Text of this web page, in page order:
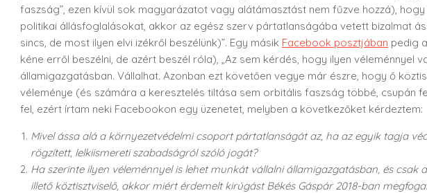
faszság”, ezen kívül sok magyarázatot vagy alátámasztást nem fűzve hozzá),
politikai állásfoglalásokat, akkor az egész szerv pártatlanságába vetett bizalmat
sincs, de most ilyen elvi izékről beszélünk)”. Egy másik Facebook posztjában pedig
kéne erről beszélni, de azért beszél róla), „Az sem kérdés, hogy ilyen véleménnyel
államigazgatásban. Vállalhat. Azonban ezt követően vegye már észre, hogy ő
véleménye (és számára a keresztelés tiltása sem orbitális faszság többé, csupán
fel, ezért írtam neki Facebookon egy üzenetet, melyben a következőket kérdeztem:
Mivel ássa alá a környezetvédelmi csoport pártatlanságát az, ha az egyik tagja
rögzített, lelkiismereti szabadságról szóló jogát?
Ha szerinte ilyen véleménnyel is lehet munkát vállalni államigazgatásban, és csak
illető köztisztviselő, akkor miért érdemelt kirúgást Békés Gáspár 2018-ban